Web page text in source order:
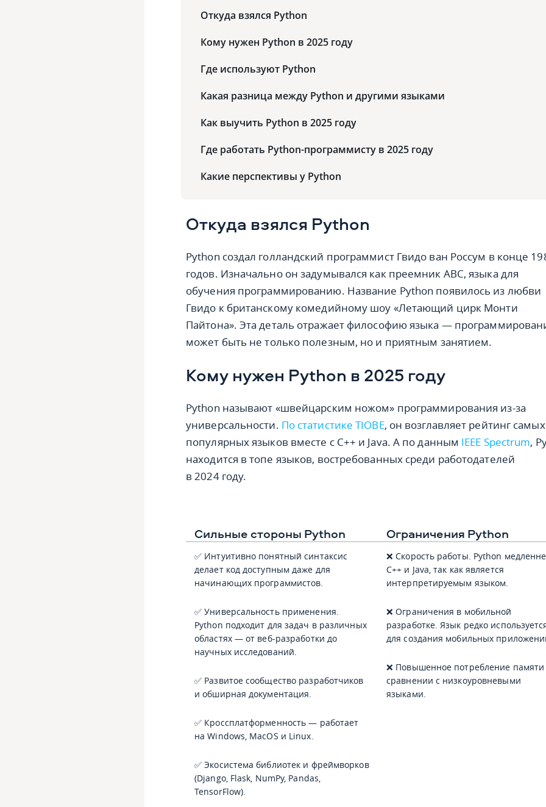
Откуда взялся Python
Кому нужен Python в 2025 году
Где используют Python
Какая разница между Python и другими языками
Как выучить Python в 2025 году
Где работать Python-программисту в 2025 году
Какие перспективы у Python
Откуда взялся Python
Python создал голландский программист Гвидо ван Россум в конце
годов. Изначально он задумывался как преемник ABC, языка для
обучения программированию. Название Python появилось из любви
Гвидо к британскому комедийному шоу «Летающий цирк Монти
Пайтона». Эта деталь отражает философию языка —
может быть не только полезным, но и приятным занятием.
Кому нужен Python в 2025 году
Python называют «швейцарским ножом» программирования из-за
универсальности. По статистике TIOBE, он возглавляет рейтинг самых
популярных языков вместе с C++ и Java. А по данным IEEE Spectrum,
находится в топе языков, востребованных среди работодателей
в 2024 году.
Сильные стороны Python Ограничения Python
✅ Интуитивно понятный синтаксис
делает код доступным даже для
начинающих программистов.
✅ Универсальность применения.
Python подходит для задач в различных
областях — от веб-разработки до
научных исследований.
✅ Развитое сообщество разработчиков
и обширная документация.
✅ Кроссплатформенность — работает
на Windows, MacOS и Linux.
✅ Экосистема библиотек и фреймворков
(Django, Flask, NumPy, Pandas,
TensorFlow).
❌ Скорость работы. Python
C++ и Java, так как является
интерпретируемым языком.
❌ Ограничения в мобильной
разработке. Язык редко
для создания мобильных
❌ Повышенное потребление памяти
сравнении с низкоуровневыми
языками.